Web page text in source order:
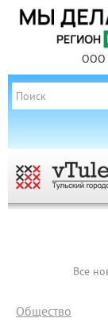
ООО
Все
Общество